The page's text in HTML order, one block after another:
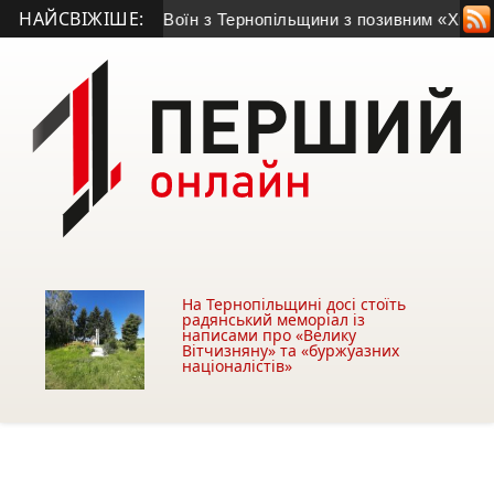
НАЙСВІЖІШЕ:
• Воїн з Тернопільщини з позивним «Хижак»
На Тернопільщині досі стоїть
радянський меморіал із
написами про «Велику
Вітчизняну» та «буржуазних
націоналістів»